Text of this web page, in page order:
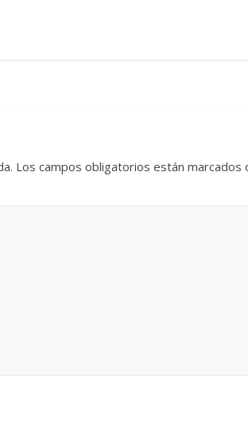
Los campos obligatorios están marcados